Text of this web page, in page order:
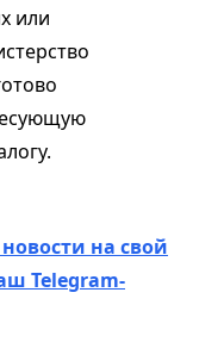
или
на свой
Telegram-